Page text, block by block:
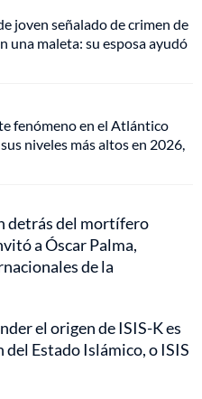
joven señalado de crimen de
una maleta: su esposa ayudó
fenómeno en el Atlántico
niveles más altos en 2026,
detrás del mortífero
a Óscar Palma,
de la
el origen de ISIS-K es
Estado Islámico, o ISIS